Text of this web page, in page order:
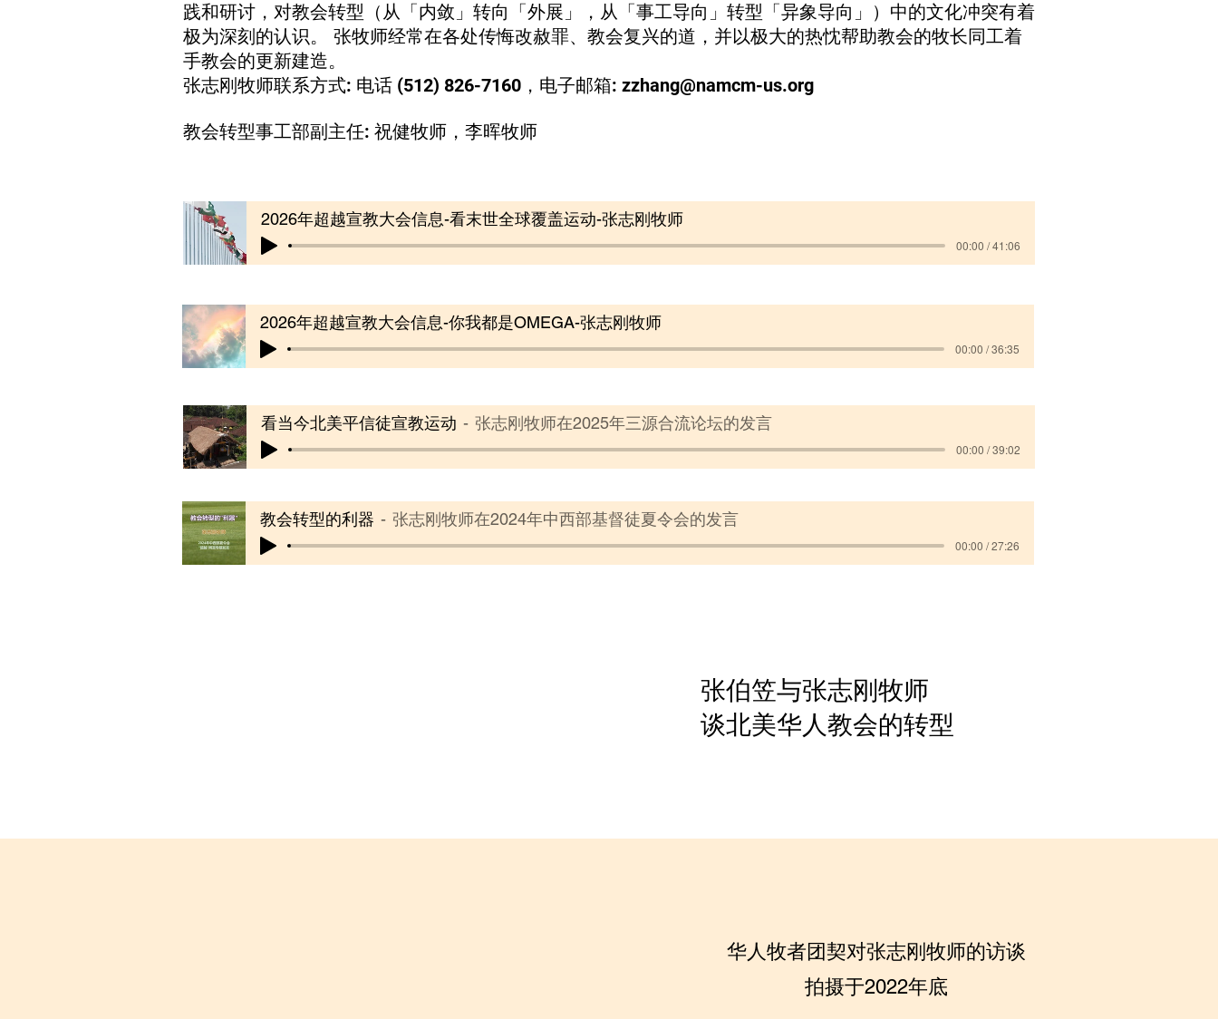
践和研讨，对教会转型（从「内敛」转向「外展」，从「事工导向」转型「异象导向」）中的文化冲突有着
极为深刻的认识。 张牧师经常在各处传悔改赦罪、教会复兴的道，并以极大的热忱帮助教会的牧长同工着
手教会的更新建造。
张志刚牧师联系方式: 电话 (512) 826-7160，电子邮箱: zzhang@namcm-us.org
教会转型事工部副主任: 祝健牧师，李晖牧师
2026年超越宣教大会信息-看末世全球覆盖运动-张志刚牧师
00:00 / 41:06
2026年超越宣教大会信息-你我都是OMEGA-张志刚牧师
00:00 / 36:35
看当今北美平信徒宣教运动 张志刚牧师在2025年三源合流论坛的发言
00:00 / 39:02
教会转型的利器 张志刚牧师在2024年中西部基督徒夏令会的发言
00:00 / 27:26
​张伯笠与张志刚牧师
谈北美华人教会的转型
华人牧者团契对张志刚牧师的访谈
拍摄于2022年底